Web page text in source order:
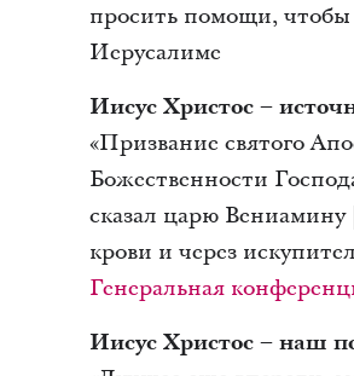
просить помощи, чтобы
Иерусалиме
Иисус Христос –
«Призвание святого
Божественности
сказал царю
крови и через
Генеральная
Иисус Христос – наш